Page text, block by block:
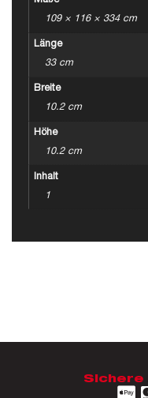
109 × 116 × 334 cm
Länge
33 cm
Breite
10.2 cm
Höhe
10.2 cm
Inhalt
1
Sichere